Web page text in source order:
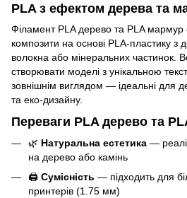
PLA з ефектом дерева та
Філамент PLA дерево та PLA мармур
композити на основі PLA-пластику з
волокна або мінеральних частинок.
створювати моделі з унікальною
зовнішнім виглядом — ідеальні для
та еко-дизайну.
Переваги PLA дерево та
🌿 Натуральна естетика —
на дерево або камінь
🖨️ Сумісність — підходить для
принтерів (1.75 мм)